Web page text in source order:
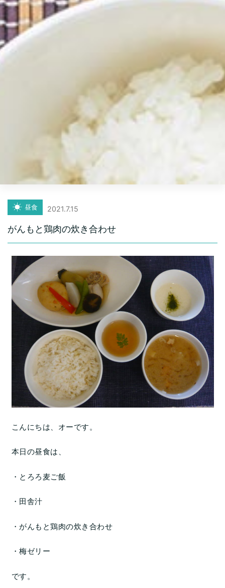
昼食 2021.7.15
がんもと鶏肉の炊き合わせ
こんにちは、オーです。
本日の昼食は、
・とろろ麦ご飯
・田舎汁
・がんもと鶏肉の炊き合わせ
・梅ゼリー
です。